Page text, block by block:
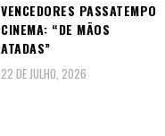
VENCEDORES PASSATEMPO
CINEMA: “DE MÃOS
ATADAS”
22 DE JULHO, 2026